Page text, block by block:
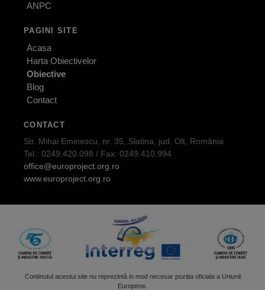
ANPC
PAGINI SITE
Acasa
Harta Obiectivelor
Obiective
Blog
Contact
CONTACT
Str. Mihai Eminescu, nr. 35, Slatina, jud. Olt, România
Tel.: 0249.420.098 / Fax: 0249.410.994
office@europroject.org.ro
www.europroject.org.ro
Continutul acestui site nu reprezintă in mod necesar poziția oficiala a Uniunii
Europene.